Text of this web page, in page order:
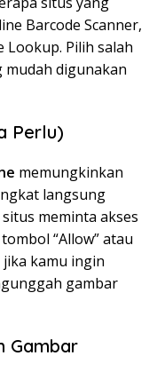
Barcode Scanner,
Lookup. Pilih salah
digunakan
Perlu)
memungkinkan
langsung
meminta akses
“Allow” atau
jika kamu ingin
gambar
Gambar